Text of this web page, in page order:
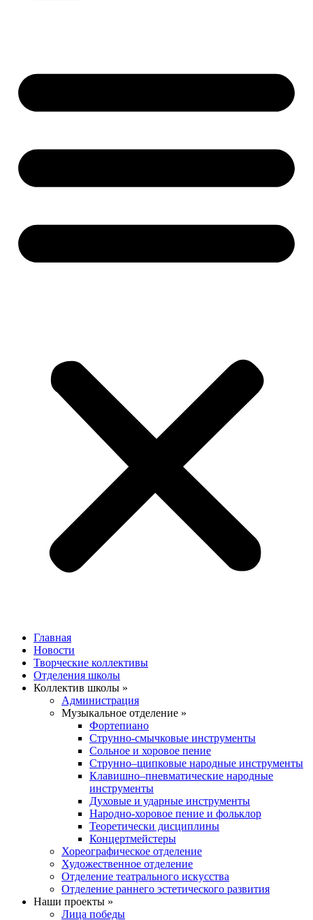
Главная
Новости
Творческие коллективы
Отделения школы
Коллектив школы »
Администрация
Музыкальное отделение »
Фортепиано
Струнно-смычковые инструменты
Сольное и хоровое пение
Струнно–щипковые народные инструменты
Клавишно–пневматические народные
инструменты
Духовые и ударные инструменты
Народно-хоровое пение и фольклор
Теоретически дисциплины
Концертмейстеры
Хореографическое отделение
Художественное отделение
Отделение театрального искусства
Отделение раннего эстетического развития
Наши проекты »
Лица победы